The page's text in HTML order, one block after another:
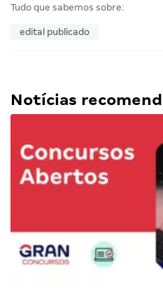
Tudo que sabemos sobre:
edital publicado
Notícias